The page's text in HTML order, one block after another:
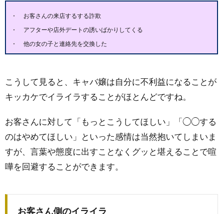
お客さんの来店するする詐欺
アフターや店外デートの誘いばかりしてくる
他の女の子と連絡先を交換した
こうして見ると、キャバ嬢は自分に不利益になることが
キッカケでイライラすることがほとんどですね。
お客さんに対して「もっとこうしてほしい」「◯◯する
のはやめてほしい」といった感情は当然抱いてしまいま
すが、言葉や態度に出すことなくグッと堪えることで喧
嘩を回避することができます。
お客さん側のイライラ